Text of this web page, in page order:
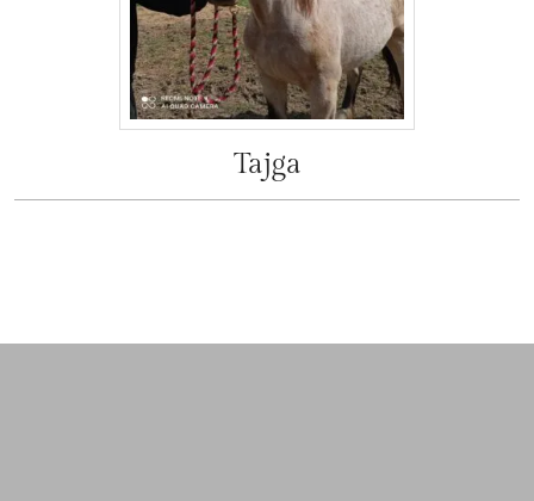
Tajga